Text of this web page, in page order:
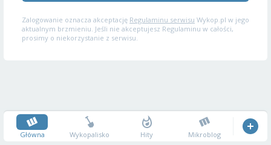
Zalogowanie oznacza akceptację Regulaminu serwisu Wykop.pl w jego
aktualnym brzmieniu. Jeśli nie akceptujesz Regulaminu w całości,
prosimy o niekorzystanie z serwisu.
Główna Wykopalisko Hity Mikroblog